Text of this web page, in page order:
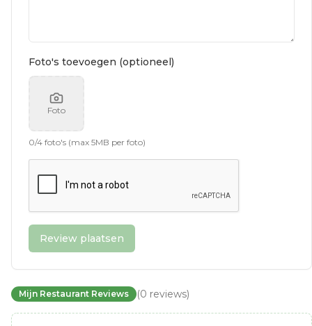
Foto's toevoegen (optioneel)
Foto
0/4 foto's (max 5MB per foto)
Review plaatsen
Mijn Restaurant Reviews (0 reviews)